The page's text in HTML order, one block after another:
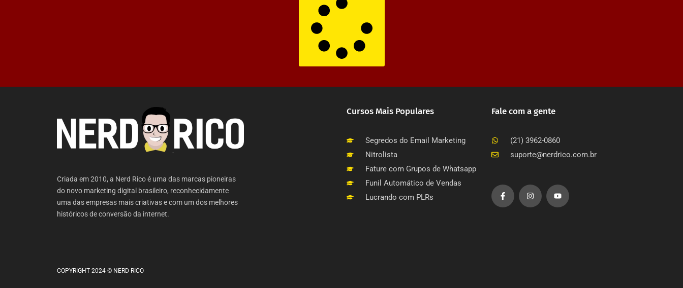
Criada em 2010, a Nerd Rico é uma das marcas pioneiras
do novo marketing digital brasileiro, reconhecidamente
uma das empresas mais criativas e com um dos melhores
históricos de conversão da internet.
COPYRIGHT 2024 © NERD RICO
Cursos Mais Populares
Segredos do Email Marketing
Nitrolista
Fature com Grupos de Whatsapp
Funil Automático de Vendas
Lucrando com PLRs
Fale com a gente
(21) 3962-0860
suporte@nerdrico.com.br